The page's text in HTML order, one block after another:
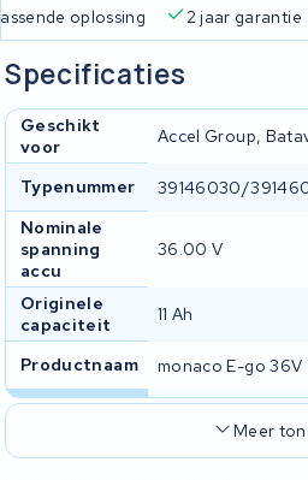
oplossing 2 jaar garantie
Specificaties
Geschikt
voor
Accel Group,
Typenummer
39146030/
Nominale
spanning
accu
36.00 V
Originele
capaciteit
11 Ah
Productnaam monaco E-go 36V
Meer